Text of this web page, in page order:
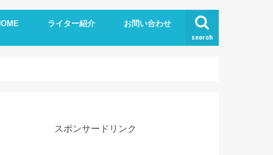
search
ライター紹介 お問い合わせ
スポンサードリンク